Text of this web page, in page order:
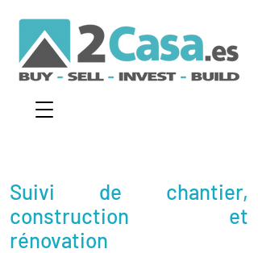
Suivi de chantier,
construction et
rénovation